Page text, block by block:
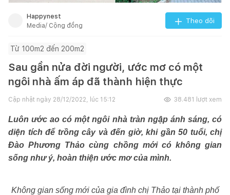
Happynest
Media/ Cộng đồng
Theo dõi
Từ 100m2 đến 200m2
Sau gần nửa đời người, ước mơ có một
ngôi nhà ấm áp đã thành hiện thực
Cập nhật ngày 28/12/2022, lúc 15:12 38.481 lượt xem
Luôn ước ao có một ngôi nhà tràn ngập ánh sáng, có
diện tích để trồng cây và đến giờ, khi gần 50 tuổi, chị
Đào Phương Thảo cùng chồng mới có không gian
sống như ý, hoàn thiện ước mơ của mình.
Không gian sống mới của gia đình chị Thảo tại thành phố